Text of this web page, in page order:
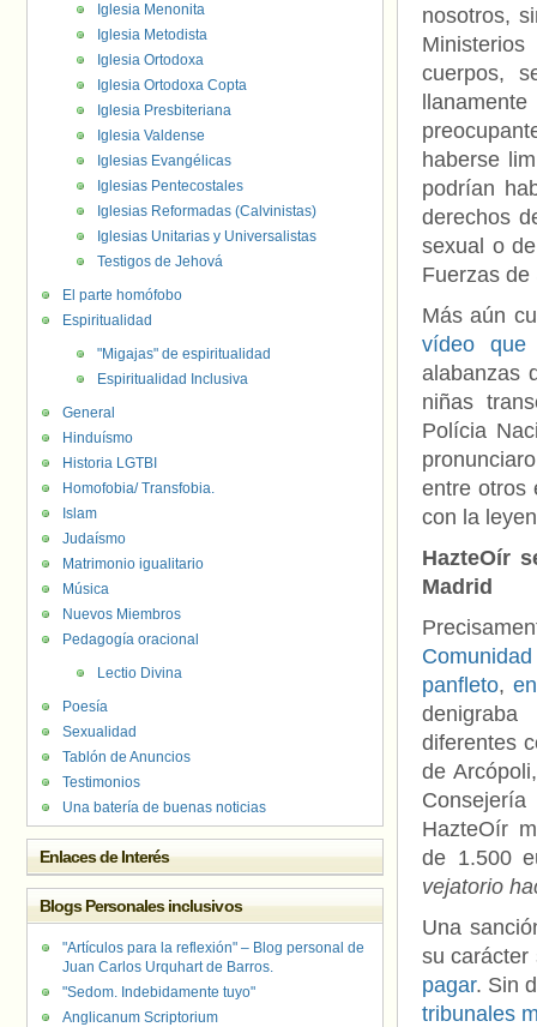
nosotros,
cuerpos,
haberse
podrían
derechos
sexual o
Fuerzas de
Más aún
vídeo
alabanzas
niñas
Polícia
entre otros
con la
HazteOír
Madrid
panfleto,
diferentes
de
HazteOír
de 1.500
vejatorio
Una
su
pagar. Sin
tribunales
Iglesia Menonita
Iglesia Metodista
Iglesia Ortodoxa
Iglesia Ortodoxa Copta
Iglesia Presbiteriana
Iglesia Valdense
Iglesias Evangélicas
Iglesias Pentecostales
Iglesias Reformadas (Calvinistas)
Iglesias Unitarias y Universalistas
Testigos de Jehová
El parte homófobo
Espiritualidad
"Migajas" de espiritualidad
Espiritualidad Inclusiva
General
Hinduísmo
Historia LGTBI
Homofobia/ Transfobia.
Islam
Judaísmo
Matrimonio igualitario
Música
Nuevos Miembros
Pedagogía oracional
Lectio Divina
Poesía
Sexualidad
Tablón de Anuncios
Testimonios
Una batería de buenas noticias
Enlaces de Interés
Blogs Personales inclusivos
"Artículos para la reflexión" – Blog personal de
Juan Carlos Urquhart de Barros.
"Sedom. Indebidamente tuyo"
Anglicanum Scriptorium